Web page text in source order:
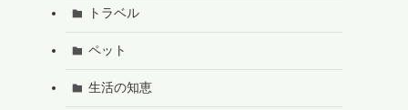
トラベル
ペット
生活の知恵